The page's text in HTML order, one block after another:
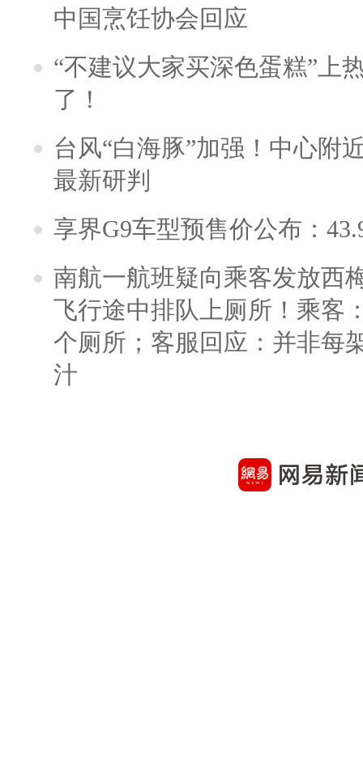
中国烹饪协会回应
“不建议大家买深色蛋糕”上
了！
台风“白海豚”加强！中心附
最新研判
享界G9车型预售价公布：
南航一航班疑向乘客发放西
飞行途中排队上厕所！乘客
个厕所；客服回应：并非每
汁